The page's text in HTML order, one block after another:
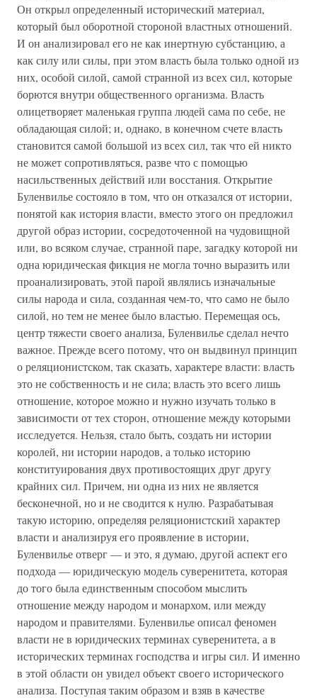
Он открыл определенный исторический материал,
который был оборотной стороной властных отношений.
И он анализировал его не как инертную субстанцию, а
как силу или силы, при этом власть была только одной из
них, особой силой, самой странной из всех сил, которые
борются внутри общественного организма. Власть
олицетворяет маленькая группа людей сама по себе, не
обладающая силой; и, однако, в конечном счете власть
становится самой большой из всех сил, так что ей никто
не может сопротивляться, разве что с помощью
насильственных действий или восстания. Открытие
Буленвилье состояло в том, что он отказался от истории,
понятой как история власти, вместо этого он предложил
другой образ истории, сосредоточенной на чудовищной
или, во всяком случае, странной паре, загадку которой ни
одна юридическая фикция не могла точно выразить или
проанализировать, этой парой являлись изначальные
силы народа и сила, созданная чем-то, что само не было
силой, но тем не менее было властью. Перемещая ось,
центр тяжести своего анализа, Буленвилье сделал нечто
важное. Прежде всего потому, что он выдвинул принцип
о реляционистском, так сказать, характере власти: власть
это не собственность и не сила; власть это всего лишь
отношение, которое можно и нужно изучать только в
зависимости от тех сторон, отношение между которыми
исследуется. Нельзя, стало быть, создать ни истории
королей, ни истории народов, а только историю
конституирования двух противостоящих друг другу
крайних сил. Причем, ни одна из них не является
бесконечной, но и не сводится к нулю. Разрабатывая
такую историю, определяя реляционистский характер
власти и анализируя его проявление в истории,
Буленвилье отверг — и это, я думаю, другой аспект его
подхода — юридическую модель суверенитета, которая
до того была единственным способом мыслить
отношение между народом и монархом, или между
народом и правителями. Буленвилье описал феномен
власти не в юридических терминах суверенитета, а в
исторических терминах господства и игры сил. И именно
в этой области он увидел объект своего исторического
анализа. Поступая таким образом и взяв в качестве